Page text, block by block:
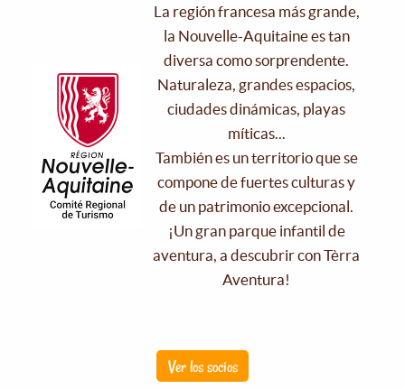
La región francesa más grande,
la Nouvelle-Aquitaine es tan
diversa como sorprendente.
Naturaleza, grandes espacios,
ciudades dinámicas, playas
míticas...
También es un territorio que se
compone de fuertes culturas y
de un patrimonio excepcional.
¡Un gran parque infantil de
aventura, a descubrir con Tèrra
Aventura!
Ver los socios